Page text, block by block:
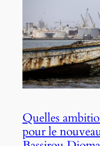
Quelles
pour le